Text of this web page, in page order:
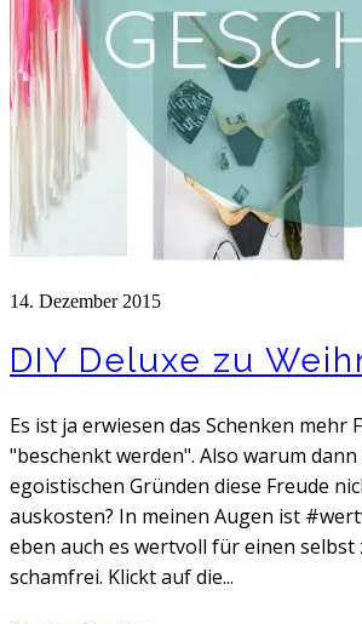
14. Dezember 2015
DIY Deluxe zu
Es ist ja erwiesen das Schenken mehr
"beschenkt werden". Also warum
egoistischen Gründen diese Freude
auskosten? In meinen Augen ist
eben auch es wertvoll für einen
schamfrei. Klickt auf die...